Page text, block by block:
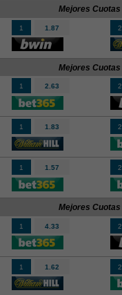
Mejores Cuotas
1 1.87 2
Mejores Cuotas
1 2.63 2
1 1.83 2
1 1.57 2
Mejores Cuotas
1 4.33 2
1 1.62 2